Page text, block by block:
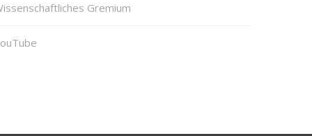
Gremium